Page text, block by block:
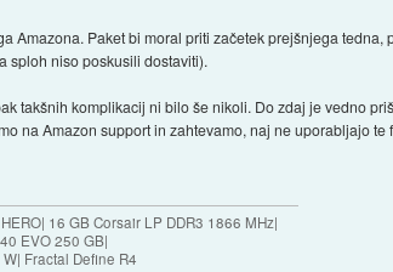
Amazona. Paket bi moral priti začetek prejšnjega
sploh niso poskusili dostaviti).
takšnih komplikacij ni bilo še nikoli. Do zdaj je vedno
na Amazon support in zahtevamo, naj ne uporabljajo te
16 GB Corsair LP DDR3 1866 MHz|
EVO 250 GB|
Fractal Define R4